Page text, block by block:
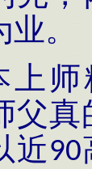
。
上
父真
近90